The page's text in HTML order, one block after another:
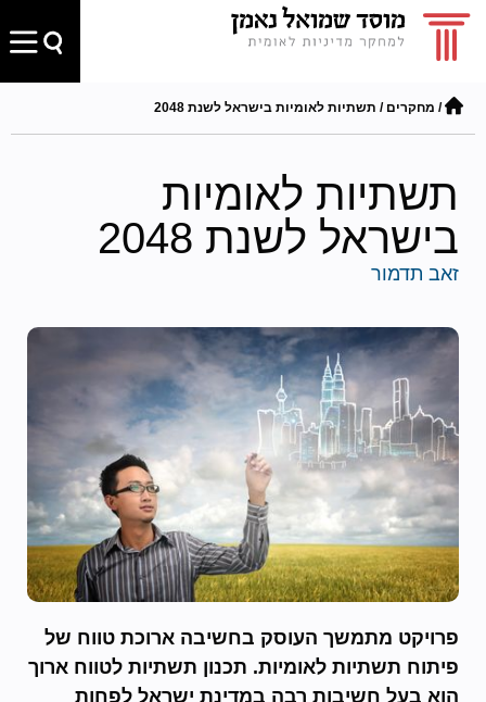
/ מחקרים / תשתיות לאומיות בישראל לשנת 2048
תשתיות לאומיות
בישראל לשנת 2048
זאב תדמור
פרויקט מתמשך העוסק בחשיבה ארוכת טווח של
פיתוח תשתיות לאומיות. תכנון תשתיות לטווח ארוך
הוא בעל חשיבות רבה במדינת ישראל לפחות